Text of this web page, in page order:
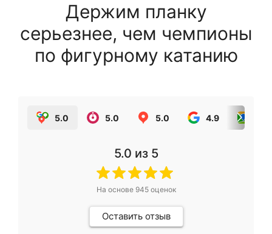
Держим планку
серьезнее, чем чемпионы
по фигурному катанию
5.0 5.0 5.0 4.9
5.0 из 5
На основе 945оценок
Оставить отзыв